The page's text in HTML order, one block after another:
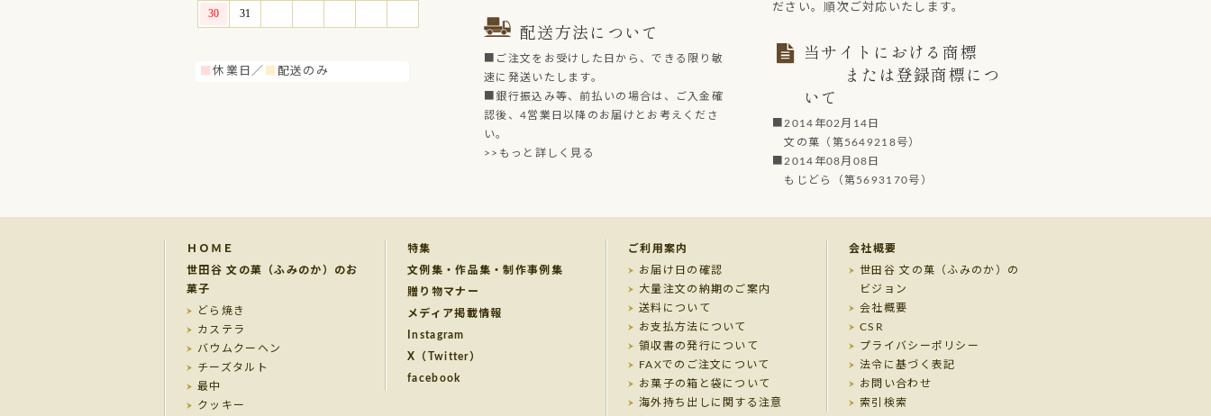
■休業日／ 配送のみ
配送方法について
■ご注文をお受けした日から、できる限り敏
速に発送いたします。
■銀行振込み等、前払いの場合は、ご入金確
認後、4営業日以降のお届けとお考えくださ
い。
>>もっと詳しく見る
ださい。順次ご対応いたします。
当サイトにおける商標
または登録商標につ
いて
■2014年02月14日
文の菓（第5649218号）
■2014年08月08日
もじどら（第5693170号）
ＨＯＭＥ
世田谷 文の菓（ふみのか）のお
菓子
どら焼き
カステラ
バウムクーヘン
チーズタルト
最中
クッキー
特集
文例集・作品集・制作事例集
贈り物マナー
メディア掲載情報
Instagram
X（Twitter）
facebook
ご利用案内
お届け日の確認
大量注文の納期のご案内
送料について
お支払方法について
領収書の発行について
FAXでのご注文について
お菓子の箱と袋について
海外持ち出しに関する注意
会社概要
世田谷 文の菓（ふみのか）の
ビジョン
会社概要
CSR
プライバシーポリシー
法令に基づく表記
お問い合わせ
索引検索